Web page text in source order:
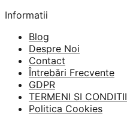
Informatii
Blog
Despre Noi
Contact
Întrebări Frecvente
GDPR
TERMENI SI CONDITII
Politica Cookies